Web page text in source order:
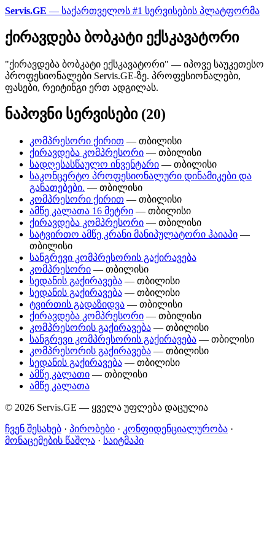
Servis.GE — საქართველოს #1 სერვისების პლატფორმა
ქირავდება ბობკატი ექსკავატორი
"ქირავდება ბობკატი ექსკავატორი" — იპოვე საუკეთესო
პროფესიონალები Servis.GE-ზე. პროფესიონალები,
ფასები, რეიტინგი ერთ ადგილას.
ნაპოვნი სერვისები (20)
კომპრესორი ქირით — თბილისი
ქირავდება კომპრესორი — თბილისი
სადღესასწაულო ინვენტარი — თბილისი
საკონცერტო პროფესიონალური დინამიკები და
განათებები. — თბილისი
კომპრესორი ქირით — თბილისი
ამწე კალათა 16 მეტრი — თბილისი
ქირავდება კომპრესორი — თბილისი
სატვირთო ამწე კრანი მანიპულატორი ჰაიაპი —
თბილისი
სანგრევი კომპრესორის გაქირავება
კომპრესორი — თბილისი
სედანის გაქირავება — თბილისი
სედანის გაქირავება — თბილისი
ტვირთის გადაზიდვა — თბილისი
ქირავდება კომპრესორი — თბილისი
კომპრესორის გაქირავება — თბილისი
სანგრევი კომპრესორის გაქირავება — თბილისი
კომპრესორის გაქირავება — თბილისი
სედანის გაქირავება — თბილისი
ამწე კალათი — თბილისი
ამწე კალათა
© 2026 Servis.GE — ყველა უფლება დაცულია
ჩვენ შესახებ · პირობები · კონფიდენციალურობა ·
მონაცემების წაშლა · საიტმაპი